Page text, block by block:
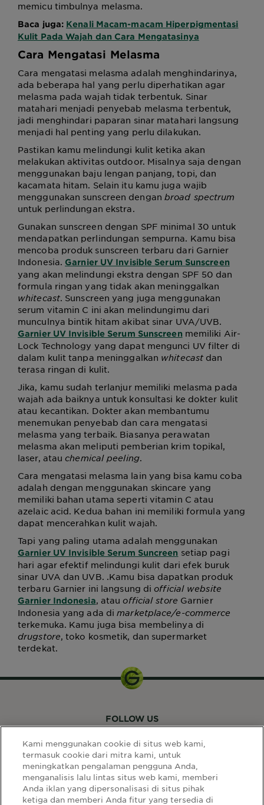
memicu timbulnya melasma.
Baca juga: Kenali Macam-macam Hiperpigmentasi
Kulit Pada Wajah dan Cara Mengatasinya
Cara Mengatasi Melasma
Cara mengatasi melasma adalah menghindarinya,
ada beberapa hal yang perlu diperhatikan agar
melasma pada wajah tidak terbentuk. Sinar
matahari menjadi penyebab melasma terbentuk,
jadi menghindari paparan sinar matahari langsung
menjadi hal penting yang perlu dilakukan.
Pastikan kamu melindungi kulit ketika akan
melakukan aktivitas outdoor. Misalnya saja dengan
menggunakan baju lengan panjang, topi, dan
kacamata hitam. Selain itu kamu juga wajib
menggunakan sunscreen dengan broad spectrum
untuk perlindungan ekstra.
Gunakan sunscreen dengan SPF minimal 30 untuk
mendapatkan perlindungan sempurna. Kamu bisa
mencoba produk sunscreen terbaru dari Garnier
Indonesia. Garnier UV Invisible Serum Sunscreen
yang akan melindungi ekstra dengan SPF 50 dan
formula ringan yang tidak akan meninggalkan
whitecast. Sunscreen yang juga menggunakan
serum vitamin C ini akan melindungimu dari
munculnya bintik hitam akibat sinar UVA/UVB.
Garnier UV Invisible Serum Sunscreen memiliki Air-
Lock Technology yang dapat mengunci UV filter di
dalam kulit tanpa meninggalkan whitecast dan
terasa ringan di kulit.
Jika, kamu sudah terlanjur memiliki melasma pada
wajah ada baiknya untuk konsultasi ke dokter kulit
atau kecantikan. Dokter akan membantumu
menemukan penyebab dan cara mengatasi
melasma yang terbaik. Biasanya perawatan
melasma akan meliputi pemberian krim topikal,
laser, atauchemical peeling.
Cara mengatasi melasma lain yang bisa kamu coba
adalah dengan menggunakan skincare yang
memiliki bahan utama seperti vitamin C atau
azelaic acid. Kedua bahan ini memiliki formula yang
dapat mencerahkan kulit wajah.
Tapi yang paling utama adalah menggunakan
Garnier UV Invisible Serum Suncreen setiap pagi
hari agar efektif melindungi kulit dari efek buruk
sinar UVA dan UVB. .Kamu bisa dapatkan produk
terbaru Garnier ini langsung diofficial website
Garnier Indonesia, atauofficial store Garnier
Indonesia yang ada dimarketplace/e-commerce
terkemuka. Kamu juga bisa membelinya di
drugstore, toko kosmetik, dan supermarket
terdekat.
LINK SITUS
FOLLOW US
Kami menggunakan cookie di situs web kami,
termasuk cookie dari mitra kami, untuk
meningkatkan pengalaman pengguna Anda,
menganalisis lalu lintas situs web kami, memberi
Anda iklan yang dipersonalisasi di situs pihak
ketiga dan memberi Anda fitur yang tersedia di